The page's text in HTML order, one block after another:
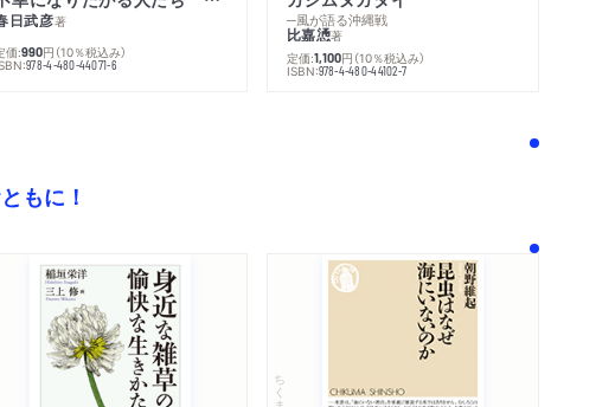
日武彦著
価:990円 （10％税込み）
978-4-480-44071-6
─風が語る沖縄戦
比嘉慂著
定価:1,100円 （10％税込み）
ISBN:978-4-480-44102-7
もに！
ちくま新書